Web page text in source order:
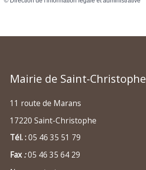
Mairie de Saint-Christophe
11 route de Marans
17220 Saint-Christophe
Tél. :05 46 35 51 79
Fax:05 46 35 64 29